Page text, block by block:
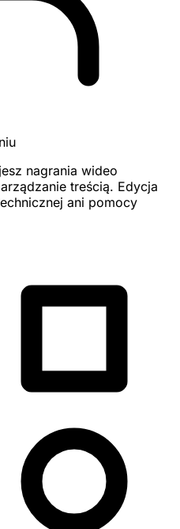
nagrania wideo
treścią. Edycja
ani pomocy